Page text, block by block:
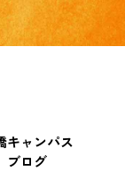
キャンパス
ブログ